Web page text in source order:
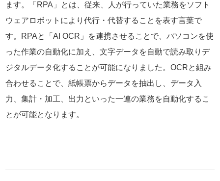
ます。「RPA」とは、従来、人が行っていた業務をソフト
ウェアロボットにより代行・代替することを表す言葉で
す。RPAと「AI OCR」を連携させることで、パソコンを使
った作業の自動化に加え、文字データを自動で読み取りデ
ジタルデータ化することが可能になりました。OCRと組み
合わせることで、紙帳票からデータを抽出し、データ入
力、集計・加工、出力といった一連の業務を自動化するこ
とが可能となります。